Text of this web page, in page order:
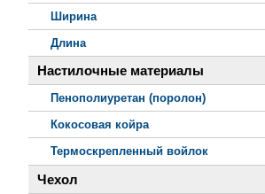
Ширина
Длина
Настилочные материалы
Пенополиуретан (поролон)
Кокосовая койра
Термоскрепленный войлок
Чехол